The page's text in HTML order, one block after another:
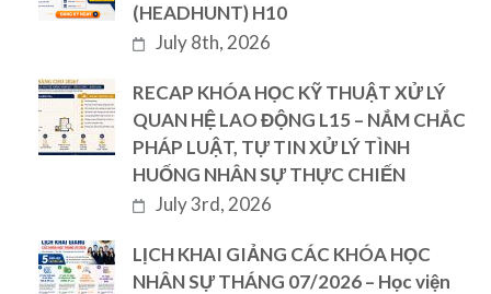
(HEADHUNT) H10
July 8th, 2026
RECAP KHÓA HỌC KỸ THUẬT XỬ LÝ
QUAN HỆ LAO ĐỘNG L15 – NẮM CHẮC
PHÁP LUẬT, TỰ TIN XỬ LÝ TÌNH
HUỐNG NHÂN SỰ THỰC CHIẾN
July 3rd, 2026
LỊCH KHAI GIẢNG CÁC KHÓA HỌC
NHÂN SỰ THÁNG 07/2026 – Học viện